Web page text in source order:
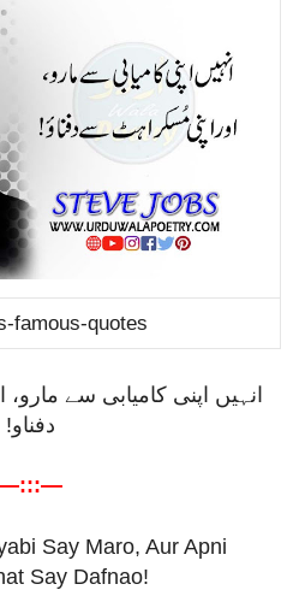
famous-quotes
انہیں اپنی کامیابی سے
دفناو!
Say Maro, Aur Apni
Say Dafnao!